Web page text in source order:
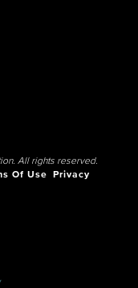
All rights reserved.
Of Use
Privacy